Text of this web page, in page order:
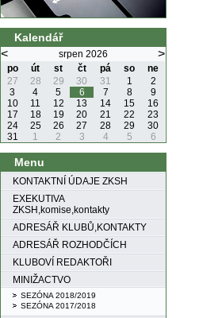
Kalendář
< srpen 2026 >
po út st čt pá so
ne
27
28 29 30 31 1
2
3
4 5 6 7 8
9
10
11 12 13 14 15
16
17
18 19 20 21 22
23
24
25 26 27 28 29
30
31
1 2 3 4 5 6
Menu
KONTAKTNÍ ÚDAJE ZKSH
EXEKUTIVA
ZKSH,komise,kontakty
ADRESÁŘ KLUBŮ,KONTAKTY
ADRESÁŘ ROZHODČÍCH
KLUBOVÍ REDAKTOŘI
MINIŽACTVO
SEZÓNA 2018/2019
SEZÓNA 2017/2018